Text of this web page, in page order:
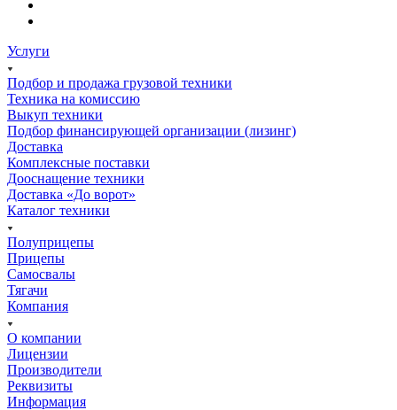
Услуги
Подбор и продажа грузовой техники
Техника на комиссию
Выкуп техники
Подбор финансирующей организации (лизинг)
Доставка
Комплексные поставки
Дооснащение техники
Доставка «До ворот»
Каталог техники
Полуприцепы
Прицепы
Самосвалы
Тягачи
Компания
О компании
Лицензии
Производители
Реквизиты
Информация